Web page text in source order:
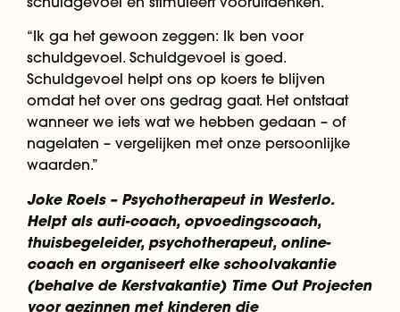
“Ik ga het gewoon zeggen: Ik ben voor
schuldgevoel. Schuldgevoel is goed.
Schuldgevoel helpt ons op koers te blijven
omdat het over ons gedrag gaat. Het ontstaat
wanneer we iets wat we hebben gedaan – of
nagelaten – vergelijken met onze persoonlijke
waarden.”
Joke Roels – Psychotherapeut in Westerlo.
Helpt als auti-coach, opvoedingscoach,
thuisbegeleider, psychotherapeut, online-
coach en organiseert elke schoolvakantie
(behalve de Kerstvakantie) Time Out Projecten
voor gezinnen met kinderen die